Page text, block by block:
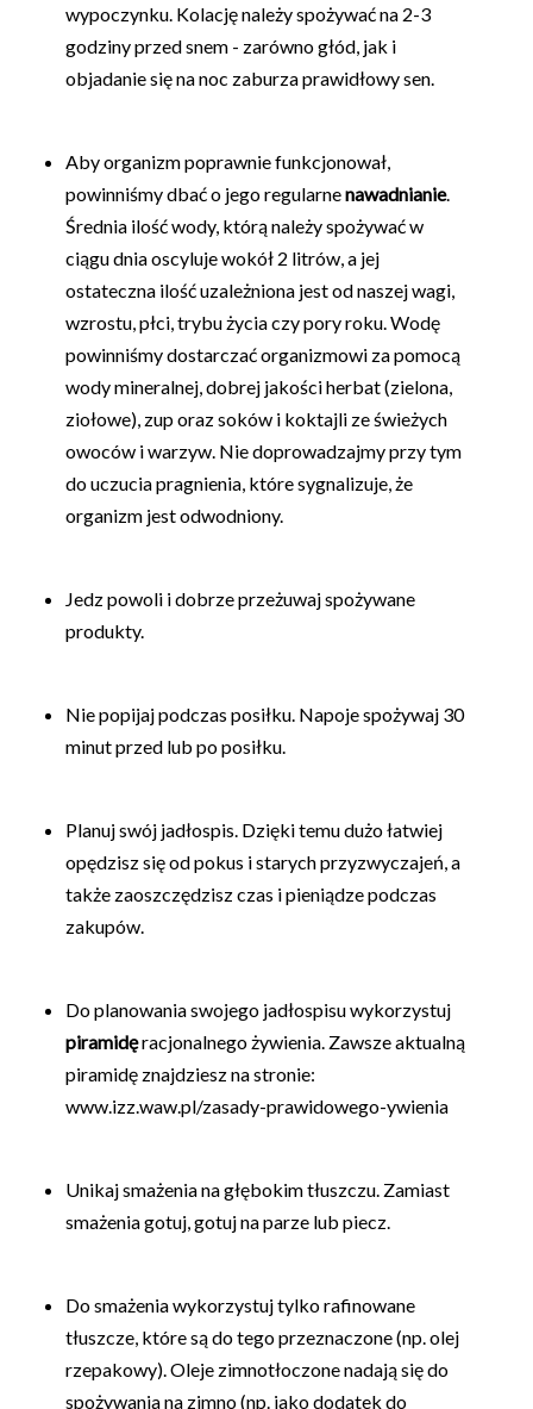
wypoczynku. Kolację należy spożywać na 2-3
godziny przed snem - zarówno głód, jak i
objadanie się na noc zaburza prawidłowy sen.
Aby organizm poprawnie funkcjonował,
powinniśmy dbać o jego regularnenawadnianie.
Średnia ilość wody, którą należy spożywać w
ciągu dnia oscyluje wokół 2 litrów, a jej
ostateczna ilość uzależniona jest od naszej wagi,
wzrostu, płci, trybu życia czy pory roku. Wodę
powinniśmy dostarczać organizmowi za pomocą
wody mineralnej, dobrej jakości herbat (zielona,
ziołowe), zup oraz soków i koktajli ze świeżych
owoców i warzyw. Nie doprowadzajmy przy tym
do uczucia pragnienia, które sygnalizuje, że
organizm jest odwodniony.
Jedz powoli i dobrze przeżuwaj spożywane
produkty.
Nie popijaj podczas posiłku. Napoje spożywaj 30
minut przed lub po posiłku.
Planuj swój jadłospis. Dzięki temu dużo łatwiej
opędzisz się od pokus i starych przyzwyczajeń, a
także zaoszczędzisz czas i pieniądze podczas
zakupów.
Do planowania swojego jadłospisu wykorzystuj
piramidęracjonalnego żywienia. Zawsze aktualną
piramidę znajdziesz na stronie:
www.izz.waw.pl/zasady-prawidowego-ywienia
Unikaj smażenia na głębokim tłuszczu. Zamiast
smażenia gotuj, gotuj na parze lub piecz.
Do smażenia wykorzystuj tylko rafinowane
tłuszcze, które są do tego przeznaczone (np. olej
rzepakowy). Oleje zimnotłoczone nadają się do
spożywania na zimno (np. jako dodatek do